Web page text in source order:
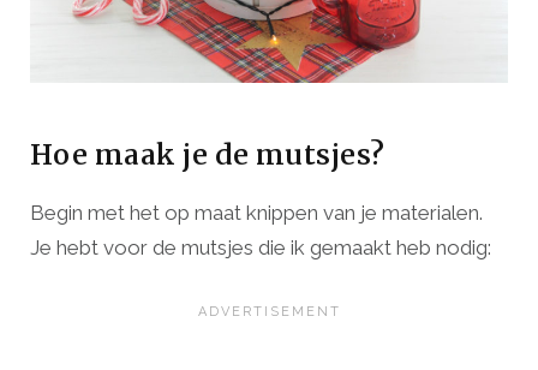
Hoe maak je de mutsjes?
Begin met het op maat knippen van je materialen.
Je hebt voor de mutsjes die ik gemaakt heb nodig: